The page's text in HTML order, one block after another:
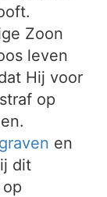
Zoon
leven
Hij voor
op
en
dit